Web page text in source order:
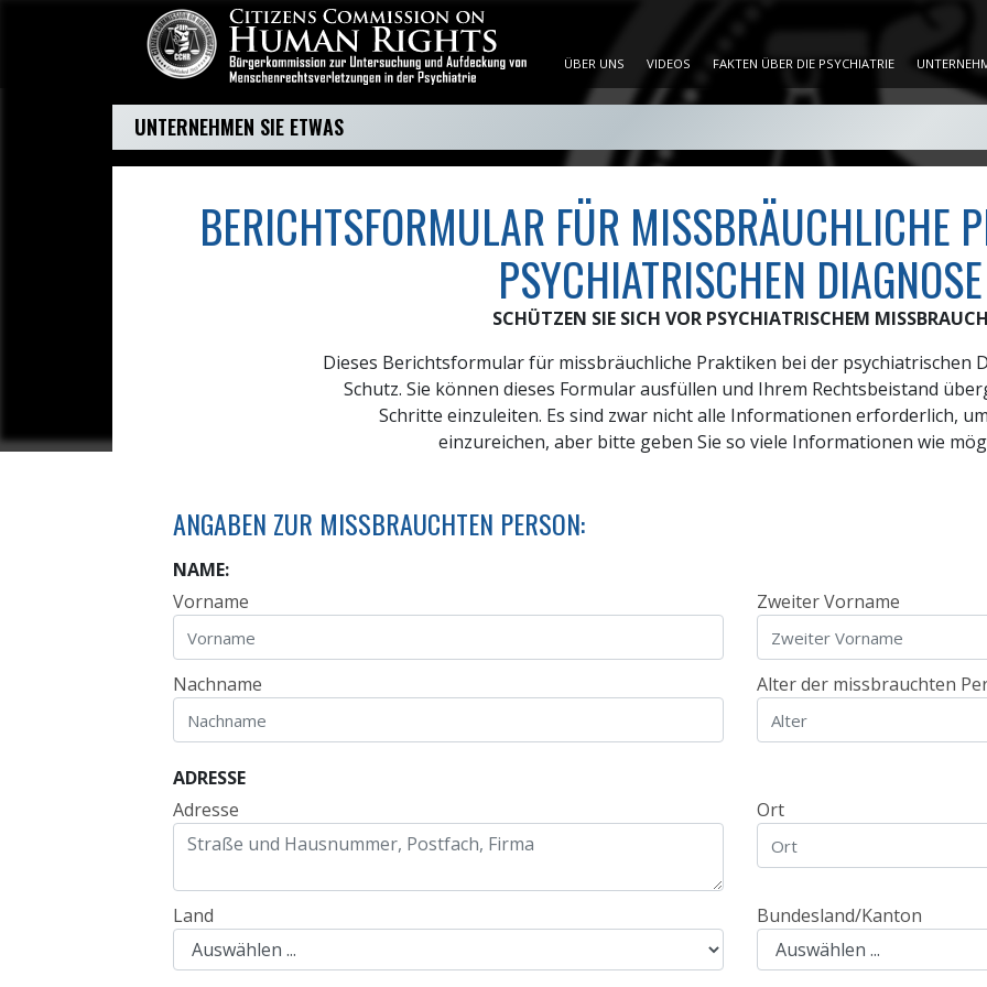
ÜBER UNS VIDEOS FAKTEN ÜBER DIE PSYCHIATRIE
UNTERNEHMEN SIE ETWAS
BERICHTSFORMULAR FÜR MISSBRÄUCHLICHE
PSYCHIATRISCHEN DIAGNOSE
SCHÜTZEN SIE SICH VOR PSYCHIATRISCHEM
Dieses Berichtsformular für missbräuchliche Praktiken bei der psychiatrischen
Schutz. Sie können dieses Formular ausfüllen und Ihrem Rechtsbeistand
Schritte einzuleiten. Es sind zwar nicht alle Informationen erforderlich,
einzureichen, aber bitte geben Sie so viele Informationen wie
ANGABEN ZUR MISSBRAUCHTEN PERSON:
NAME:
Vorname
Zweiter Vorname
Nachname Alter der missbrauchten
ADRESSE
Adresse
Ort
Land Bundesland/Kanton